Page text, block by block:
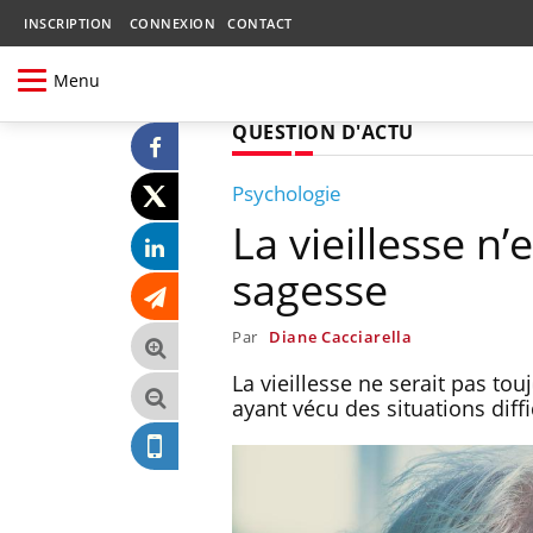
INSCRIPTION CONNEXION CONTACT
Menu
QUESTION D'ACTU
Psychologie
La vieillesse
sagesse
Par Diane Cacciarella
La vieillesse ne serait pas
ayant vécu des situations